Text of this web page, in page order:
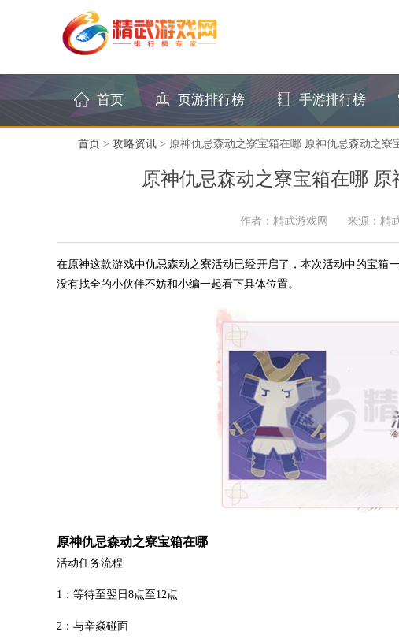
首页 页游排行榜 手游排行榜
首页 > 攻略资讯 > 原神仇忌森动之寮宝箱在哪​ 原神仇忌森动之寮
原神仇忌森动之寮宝箱在哪​
作者：精武游戏网 来源：精
在原神这款游戏中仇忌森动之寮活动已经开启了，本次活动中的宝箱
没有找全的小伙伴不妨和小编一起看下具体位置。
原神仇忌森动之寮宝箱在哪
活动任务流程
1：等待至翌日8点至12点
2：与辛焱碰面